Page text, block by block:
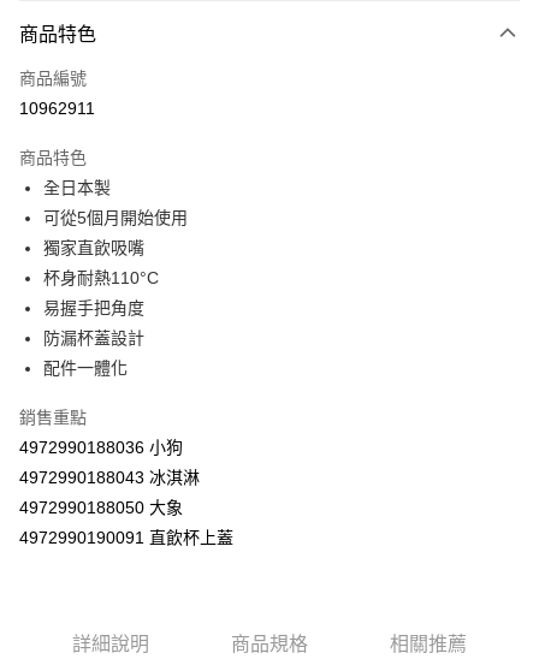
信用卡一次付款
超商取貨付款
Apple Pay
街口支付
悠遊付
Google Pay
AFTEE先享後付
【關於「AFTEE先享後付」】
AFTEE先享後付是「在收到商品之後才付款」的支付方式。 讓您購物簡單
１．簡單：不需註冊會員、不需綁卡、不需儲值。
２．便利：只要手機號碼，簡訊認證，即可結帳。
２．訂單成立數日內，您將收到繳費通知簡訊。
３．收到繳費通知簡訊後14天內，點擊此簡訊中的連結，可透過四大超商／
全家取貨付款
每筆NT$60，滿NT$590(含以上)免運費
商品特色
商品編號
10962911
商品特色
全日本製
可從5個月開始使用
獨家直飲吸嘴
杯身耐熱110°C
易握手把角度
防漏杯蓋設計
配件一體化
銷售重點
4972990188036 小狗
4972990188043 冰淇淋
4972990188050 大象
4972990190091 直飲杯上蓋
詳細說明 商品規格 相關推薦